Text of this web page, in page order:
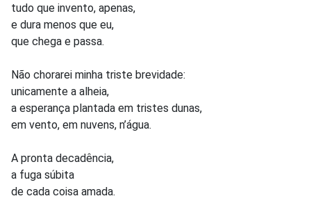
tudo que invento, apenas,
e dura menos que eu,
que chega e passa.
Não chorarei minha triste brevidade:
unicamente a alheia,
a esperança plantada em tristes dunas,
em vento, em nuvens, n’água.
A pronta decadência,
a fuga súbita
de cada coisa amada.